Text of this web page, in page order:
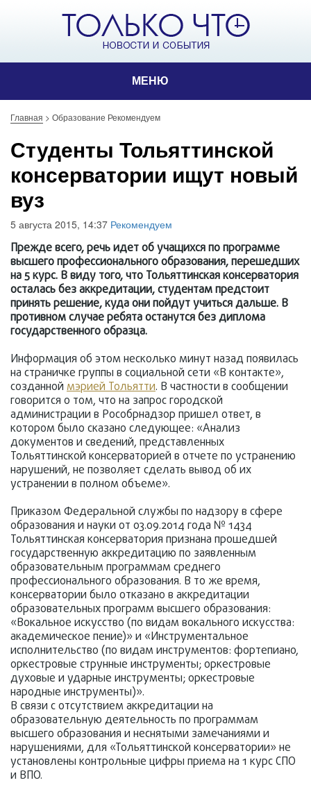
МЕНЮ
Главная > Образование Рекомендуем
Студенты Тольяттинской
консерватории ищут новый
вуз
5 августа 2015, 14:37 Рекомендуем
Прежде всего, речь идет об учащихся по программе
высшего профессионального образования, перешедших
на 5 курс. В виду того, что Тольяттинская консерватория
осталась без аккредитации, студентам предстоит
принять решение, куда они пойдут учиться дальше. В
противном случае ребята останутся без диплома
государственного образца.
Информация об этом несколько минут назад появилась
на страничке группы в социальной сети «В контакте»,
созданной мэрией Тольятти. В частности в сообщении
говорится о том, что на запрос городской
администрации в Рособрнадзор пришел ответ, в
котором было сказано следующее: «Анализ
документов и сведений, представленных
Тольяттинской консерваторией в отчете по устранению
нарушений, не позволяет сделать вывод об их
устранении в полном объеме».
Приказом Федеральной службы по надзору в сфере
образования и науки от 03.09.2014 года № 1434
Тольяттинская консерватория признана прошедшей
государственную аккредитацию по заявленным
образовательным программам среднего
профессионального образования. В то же время,
консерватории было отказано в аккредитации
образовательных программ высшего образования:
«Вокальное искусство (по видам вокального искусства:
академическое пение)» и «Инструментальное
исполнительство (по видам инструментов: фортепиано,
оркестровые струнные инструменты; оркестровые
духовые и ударные инструменты; оркестровые
народные инструменты)».
В связи с отсутствием аккредитации на
образовательную деятельность по программам
высшего образования и неснятыми замечаниями и
нарушениями, для «Тольяттинской консерватории» не
установлены контрольные цифры приема на 1 курс СПО
и ВПО.